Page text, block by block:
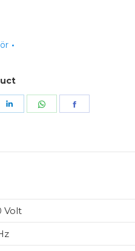
Share
Share
Volt